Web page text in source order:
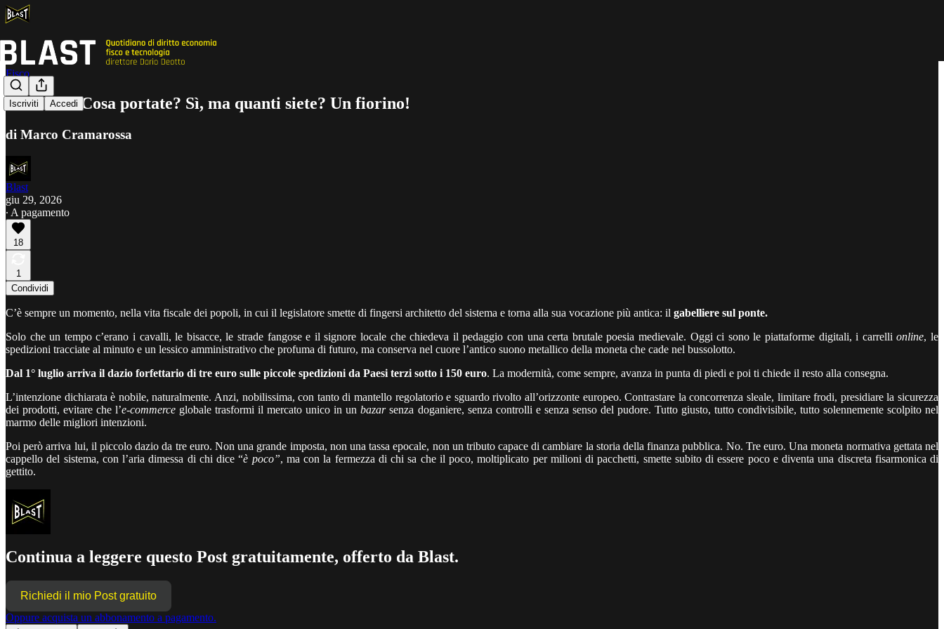
Iscriviti Accedi
Fisco
Chi siete? Cosa portate? Sì, ma quanti siete? Un fiorino!
di Marco Cramarossa
Blast
giu 29, 2026
∙ A pagamento
18
1
Condividi
C’è sempre un momento, nella vita fiscale dei popoli, in cui il legislatore smette di fingersi architetto del sistema e torna alla sua vocazione più antica: il gabelliere sul ponte.
Solo che un tempo c’erano i cavalli, le bisacce, le strade fangose e il signore locale che chiedeva il pedaggio con una certa brutale poesia medievale. Oggi ci sono le piattaforme digitali, i carrellionline, le
spedizioni tracciate al minuto e un lessico amministrativo che profuma di futuro, ma conserva nel cuore l’antico suono metallico della moneta che cade nel bussolotto.
Dal 1° luglio arriva il dazio forfettario di tre euro sulle piccole spedizioni da Paesi terzi sotto i 150 euro. La modernità, come sempre, avanza in punta di piedi e poi ti chiede il resto alla consegna.
L’intenzione dichiarata è nobile, naturalmente. Anzi, nobilissima, con tanto di mantello regolatorio e sguardo rivolto all’orizzonte europeo. Contrastare la concorrenza sleale, limitare frodi, presidiare la sicurezza
dei prodotti, evitare che l’e-commerce globale trasformi il mercato unico in unbazarsenza doganiere, senza controlli e senza senso del pudore. Tutto giusto, tutto condivisibile, tutto solennemente scolpito nel
marmo delle migliori intenzioni.
Poi però arriva lui, il piccolo dazio da tre euro. Non una grande imposta, non una tassa epocale, non un tributo capace di cambiare la storia della finanza pubblica. No. Tre euro. Una moneta normativa gettata nel
cappello del sistema, con l’aria dimessa di chi dice “è poco”, ma con la fermezza di chi sa che il poco, moltiplicato per milioni di pacchetti, smette subito di essere poco e diventa una discreta fisarmonica di
gettito.
Continua a leggere questo Post gratuitamente, offerto da Blast.
Richiedi il mio Post gratuito
Oppure acquista un abbonamento a pagamento.